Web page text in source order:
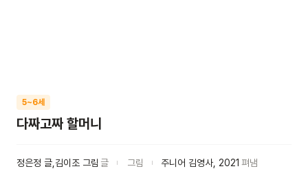
5~6세
다짜고짜 할머니
정은정 글,김이조 그림 글 그림 주니어 김영사 2021 펴냄